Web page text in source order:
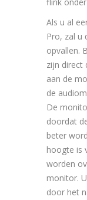
Als u al
Pro, zal u
opvallen.
zijn direct
aan de
de
De
doordat
beter
hoogte is
worden
monitor.
door het